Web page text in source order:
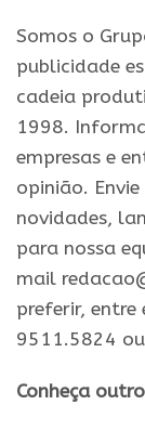
Somos o
publicidade
cadeia
1998.
empresas e
opinião.
novidades,
para nossa
mail
preferir,
9511.5824
Conheça